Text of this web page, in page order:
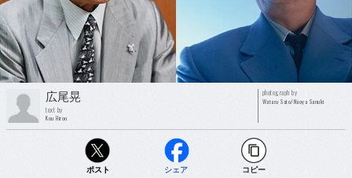
広尾晃
text by
Kou Hiroo
photograph by
Wataru Sato/Naoya Sanuki
ポスト シェア コピー